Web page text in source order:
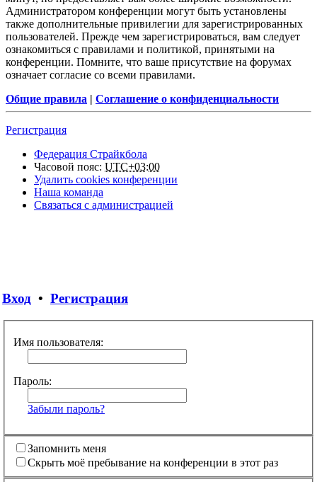
Администратором конференции могут быть установлены
также дополнительные привилегии для зарегистрированных
пользователей. Прежде чем зарегистрироваться, вам следует
ознакомиться с правилами и политикой, принятыми на
конференции. Помните, что ваше присутствие на форумах
означает согласие со всеми правилами.
Общие правила | Соглашение о конфиденциальности
Регистрация
Федерация Страйкбола
Часовой пояс: UTC+03:00
Удалить cookies конференции
Наша команда
Связаться с администрацией
Вход • Регистрация
Имя пользователя:
Пароль:
Забыли пароль?
Запомнить меня
Скрыть моё пребывание на конференции в этот раз